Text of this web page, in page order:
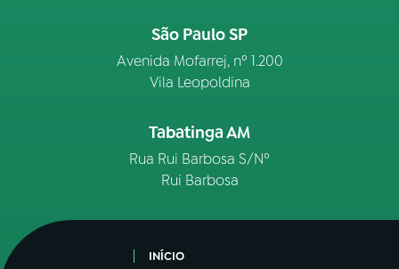
São Paulo SP
Avenida Mofarrej, nº 1.200
Vila Leopoldina
Tabatinga AM
Rua Rui Barbosa S/Nº
Rui Barbosa
INÍCIO